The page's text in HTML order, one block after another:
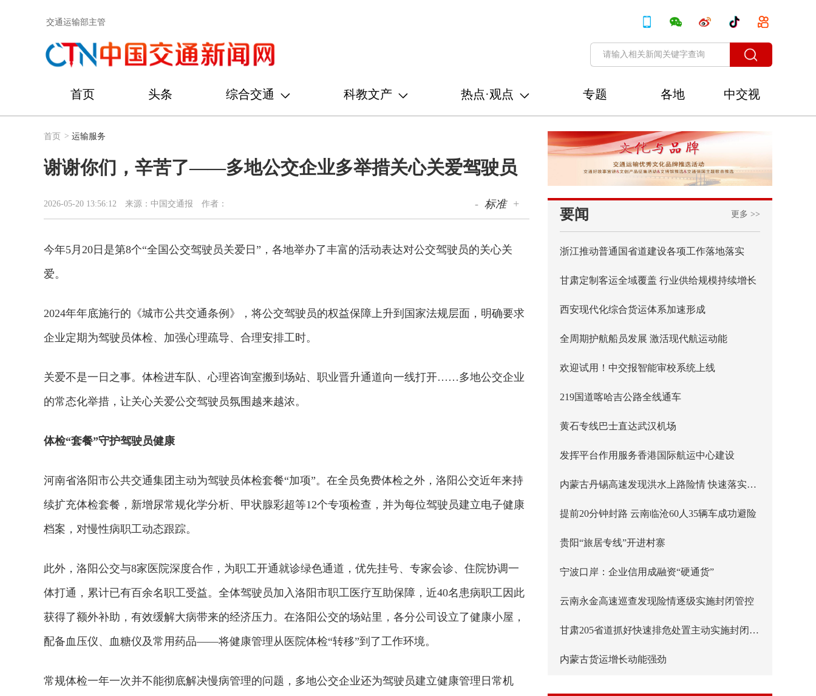
交通运输部主管
首页 头条 综合交通 科教文产 热点·观点 专题 各地
中交视
讯
首页 > 运输服务
谢谢你们，辛苦了——多地公交企业多举措关心关爱驾驶员
2026-05-20 13:56:12 来源：中国交通报 作者： - 标准 +
今年5月20日是第8个“全国公交驾驶员关爱日”，各地举办了丰富的活动表达对公交驾驶员的关心关
爱。
2024年年底施行的《城市公共交通条例》，将公交驾驶员的权益保障上升到国家法规层面，明确要求
企业定期为驾驶员体检、加强心理疏导、合理安排工时。
关爱不是一日之事。体检进车队、心理咨询室搬到场站、职业晋升通道向一线打开……多地公交企业
的常态化举措，让关心关爱公交驾驶员氛围越来越浓。
体检“套餐”守护驾驶员健康
河南省洛阳市公共交通集团主动为驾驶员体检套餐“加项”。在全员免费体检之外，洛阳公交近年来持
续扩充体检套餐，新增尿常规化学分析、甲状腺彩超等12个专项检查，并为每位驾驶员建立电子健康
档案，对慢性病职工动态跟踪。
此外，洛阳公交与8家医院深度合作，为职工开通就诊绿色通道，优先挂号、专家会诊、住院协调一
体打通，累计已有百余名职工受益。全体驾驶员加入洛阳市职工医疗互助保障，近40名患病职工因此
获得了额外补助，有效缓解大病带来的经济压力。在洛阳公交的场站里，各分公司设立了健康小屋，
配备血压仪、血糖仪及常用药品——将健康管理从医院体检“转移”到了工作环境。
常规体检一年一次并不能彻底解决慢病管理的问题，多地公交企业还为驾驶员建立健康管理日常机
要闻 更多 >>
浙江推动普通国省道建设各项工作落地落实
甘肃定制客运全域覆盖 行业供给规模持续增长
西安现代化综合货运体系加速形成
全周期护航船员发展 激活现代航运动能
欢迎试用！中交报智能审校系统上线
219国道喀哈吉公路全线通车
黄石专线巴士直达武汉机场
发挥平台作用服务香港国际航运中心建设
内蒙古丹锡高速发现洪水上路险情 快速落实主线封闭管控
提前20分钟封路 云南临沧60人35辆车成功避险
贵阳“旅居专线”开进村寨
宁波口岸：企业信用成融资“硬通货”
云南永金高速巡查发现险情逐级实施封闭管控
甘肃205省道抓好快速排危处置主动实施封闭管控
内蒙古货运增长动能强劲